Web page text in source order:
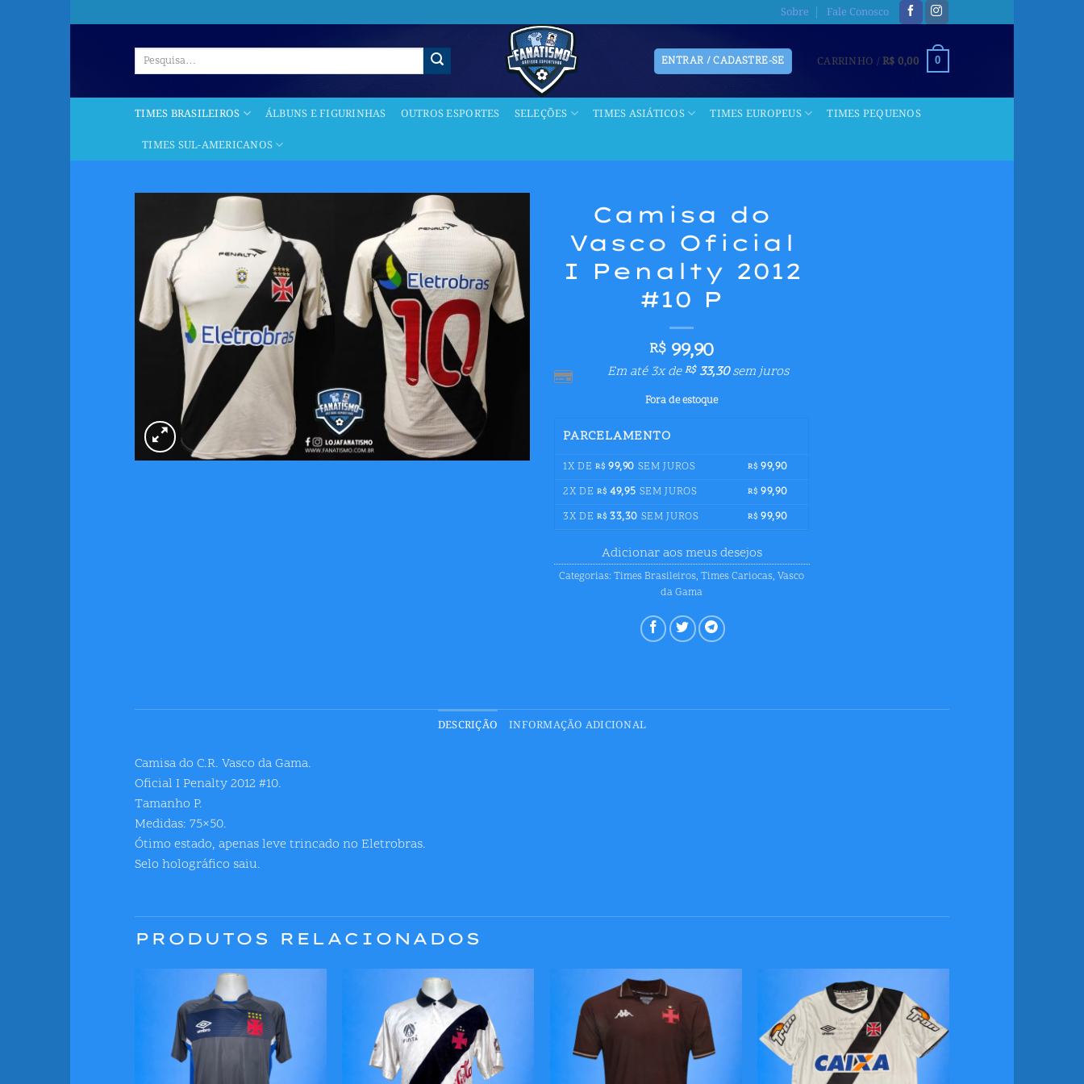
to
Sobre Fale Conosco
Pesquisar
ENTRAR / CADASTRE-SE CARRINHO /R$ 0,00 0
TIMES BRASILEIROS ÁLBUNS E FIGURINHAS OUTROS ESPORTES SELEÇÕES TIMES ASIÁTICOS TIMES EUROPEUS
TIMES PEQUENOS
TIMES SUL-AMERICANOS
Adicionar
aos meus
desejos
Camisa do
Vasco Oficial
I Penalty 2012
#10 P
R$ 99,90
Em até 3x deR$33,30sem juros
Fora de estoque
PARCELAMENTO
1X DE R$ 99,90 SEM JUROS R$ 99,90
2X DE R$ 49,95 SEM JUROS R$ 99,90
3X DE R$ 33,30 SEM JUROS R$ 99,90
Adicionar aos meus desejos
Categorias:Times Brasileiros,Times Cariocas,Vasco
da Gama
DESCRIÇÃO INFORMAÇÃO ADICIONAL
Camisa do C.R. Vasco da Gama.
Oficial I Penalty 2012 #10.
Tamanho P.
Medidas: 75×50.
Ótimo estado, apenas leve trincado no Eletrobras.
Selo holográfico saiu.
PRODUTOS RELACIONADOS
Adicionar
aos meus
desejos
Adicionar
aos meus
desejos
Adicionar
aos meus
desejos
Adicionar
aos meus
desejos